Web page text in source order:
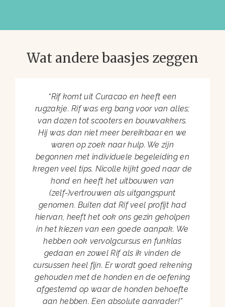
Wat andere baasjes zeggen
“Rif komt uit Curacao en heeft een
rugzakje. Rif was erg bang voor van alles;
van dozen tot scooters en bouwvakkers.
Hij was dan niet meer bereikbaar en we
waren op zoek naar hulp. We zijn
begonnen met individuele begeleiding en
kregen veel tips. Nicolle kijkt goed naar de
hond en heeft het uitbouwen van
(zelf-)vertrouwen als uitgangspunt
genomen. Buiten dat Rif veel profijt had
hiervan, heeft het ook ons gezin geholpen
in het kiezen van een goede aanpak. We
hebben ook vervolgcursus en funklas
gedaan en zowel Rif als ik vinden de
cursussen heel fijn. Er wordt goed rekening
gehouden met de honden en de oefening
afgestemd op waar de honden behoefte
aan hebben. Een absolute aanrader!”